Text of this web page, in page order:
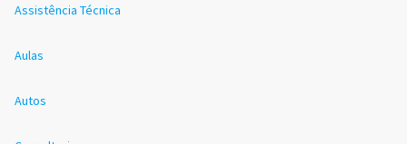
Assistência Técnica
Aulas
Autos